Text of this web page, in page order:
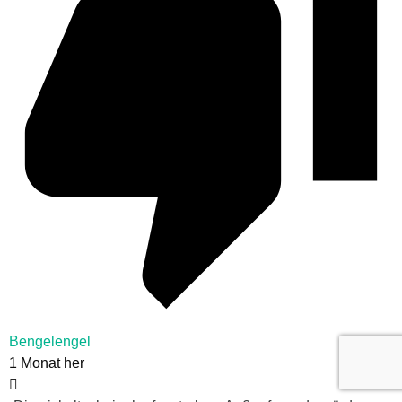
Bengelengel
1 Monat her